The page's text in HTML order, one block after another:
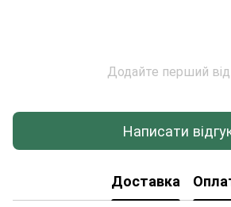
Додайте перший
Написати
Доставка